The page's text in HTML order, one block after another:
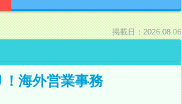
掲載日：2026.08.06
海外営業事務